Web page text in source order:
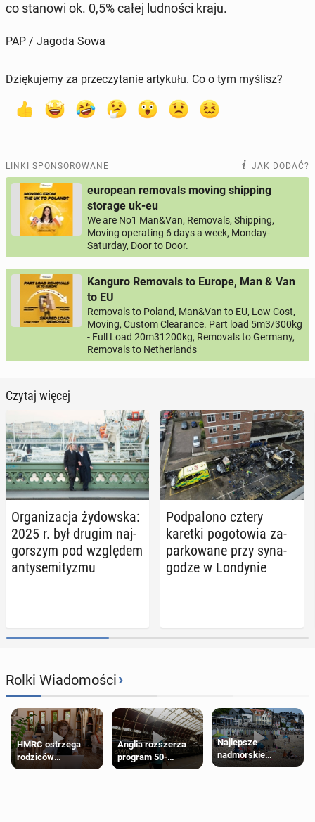
co stanowi ok. 0,5% całej lud­no­ści kraju.
PAP / Jagoda Sowa
Dziękujemy za przeczytanie artykułu. Co o tym myślisz?
LINKI SPONSOROWANE JAK DODAĆ?
european removals moving shipping
storage uk-eu
We are No1 Man&Van, Removals, Shipping,
Moving operating 6 days a week, Monday-
Saturday, Door to Door.
Kanguro Removals to Europe, Man & Van
to EU
Removals to Poland, Man&Van to EU, Low Cost,
Moving, Custom Clearance. Part load 5m3/300kg
- Full Load 20m31200kg, Removals to Germany,
Removals to Netherlands
Czytaj więcej
Or­ga­ni­za­cja ży­dow­ska:
2025 r. był drugim naj­
gor­szym pod wzglę­dem
an­ty­se­mi­ty­zmu
Pod­pa­lo­no cztery
karetki po­go­to­wia za­
par­ko­wa­ne przy sy­na­
go­dze w Lon­dy­nie
Rolki Wiadomości›
HMRC ostrzega
rodziców
pobierających Child
Anglia rozszerza
program 50-
procentowych
Najlepsze
nadmorskie
miasteczko blisko